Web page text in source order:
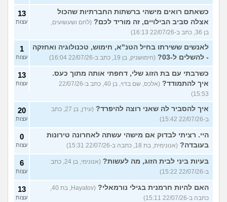
כשאתם רואים מישהי ברשתות החברתיות שהכול
אצלה סביב הבילויים, זה מוריד לכם? (לחם ושעשועים,
בן 36, כתב ב-22/07/26 16:13)
13
עצות
לאנשים ששירתו בחיל הטנ"א, חימוש, טכנולוגיה ואחזקה
- להשלים ל-03?
(חימושניק, בן 19, כתב ב-22/07/26 16:04)
1
עצות
כשרבתי עם בת הזוג שלי, דחפתי אותה מתוך כעס.
איך להתמודד?
(אלכס, שם בדוי, בן 40, כתב ב-22/07/26
15:53)
13
עצות
איך להסביר לה שאני רוצה להיפרד?
(עידן, בן 27, כתב
ב-22/07/26 15:42)
20
עצות
היי. רציתי לבדוק אם מישהי עשתה לאחרונה טירונות
בעובדה? (אנונימית, בת 18, כתבה ב-22/07/26 15:31)
0
עצות
בעיות ביני לבית הזוג, מה לעשות?
(אנונימי, בן 24, כתב
ב-22/07/26 15:22)
6
עצות
האם להיות חרמנית בגילי נורמאלי?
כתבה ב-22/07/26 15:11)
13
עצות